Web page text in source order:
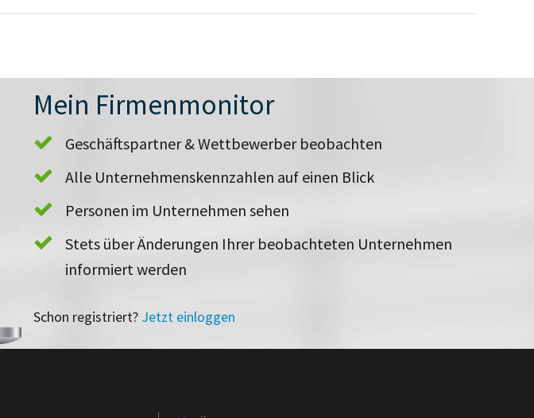
Mein Firmenmonitor
Geschäftspartner & Wettbewerber beobachten
Alle Unternehmenskennzahlen auf einen Blick
Personen im Unternehmen sehen
Stets über Änderungen Ihrer beobachteten Unternehmen
informiert werden
Schon registriert? Jetzt einloggen